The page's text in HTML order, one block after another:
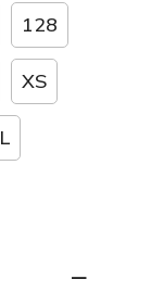
i taty
dziecka
128
XS